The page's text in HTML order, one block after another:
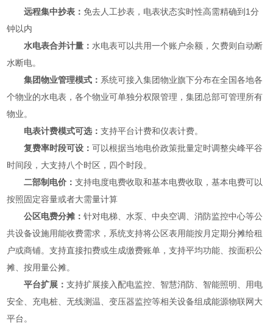
远程集中抄表：免去人工抄表，电表状态实时性高需精确到1分
钟以内
水电表合并计量： 水电表可以共用一个账户余额，欠费则自动断
水断电。
集团物业管理模式： 系统可接入集团物业旗下分布在全国各地各
个物业的水电表，各个物业可单独分权限管理，集团总部可管理所有
物业。
电表计费模式可选：支持平台计费和仪表计费。
复费率时段可设：可以根据当地电价政策批量定时调整尖峰平谷
时间段，大支持八个时区，四个时段。
二部制电价：支持电度电费收取和基本电费收取，基本电费可以
按照固定容量或者大需量计算
公区电费分摊：针对电梯、水泵、中央空调、消防监控中心等公
共设备设施用能收费需求，系统支持将公区表用能按月定期分摊给租
户或商铺。支持直接扣费或生成缴费账单，支持平均功能、按面积公
摊、按用量公摊。
平台扩展：支持扩展接入配电监控、智慧消防、智能照明、用电
安全、充电桩、无线测温、变压器监控等相关设备组成能源物联网大
平台。